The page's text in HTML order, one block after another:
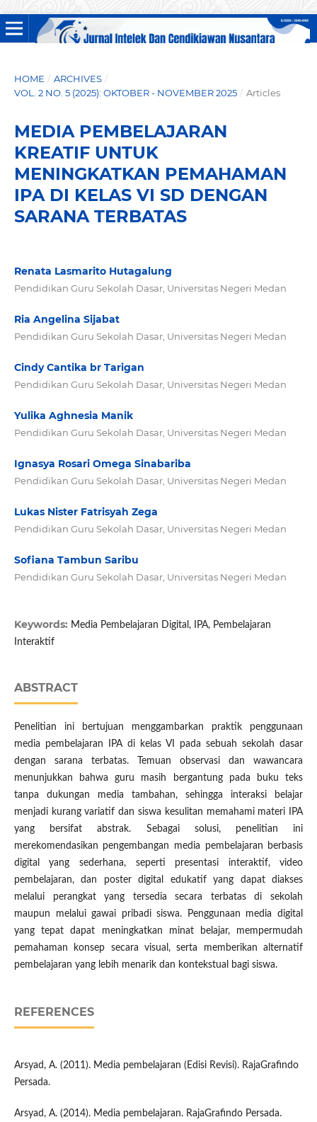
HOME / ARCHIVES /
VOL. 2 NO. 5 (2025): OKTOBER - NOVEMBER 2025 / Articles
MEDIA PEMBELAJARAN
KREATIF UNTUK
MENINGKATKAN PEMAHAMAN
IPA DI KELAS VI SD DENGAN
SARANA TERBATAS
Renata Lasmarito Hutagalung
Pendidikan Guru Sekolah Dasar, Universitas Negeri Medan
Ria Angelina Sijabat
Pendidikan Guru Sekolah Dasar, Universitas Negeri Medan
Cindy Cantika br Tarigan
Pendidikan Guru Sekolah Dasar, Universitas Negeri Medan
Yulika Aghnesia Manik
Pendidikan Guru Sekolah Dasar, Universitas Negeri Medan
Ignasya Rosari Omega Sinabariba
Pendidikan Guru Sekolah Dasar, Universitas Negeri Medan
Lukas Nister Fatrisyah Zega
Pendidikan Guru Sekolah Dasar, Universitas Negeri Medan
Sofiana Tambun Saribu
Pendidikan Guru Sekolah Dasar, Universitas Negeri Medan
Keywords: Media Pembelajaran Digital, IPA, Pembelajaran
Interaktif
ABSTRACT
Penelitian ini bertujuan menggambarkan praktik penggunaan
media pembelajaran IPA di kelas VI pada sebuah sekolah dasar
dengan sarana terbatas. Temuan observasi dan wawancara
menunjukkan bahwa guru masih bergantung pada buku teks
tanpa dukungan media tambahan, sehingga interaksi belajar
menjadi kurang variatif dan siswa kesulitan memahami materi IPA
yang bersifat abstrak. Sebagai solusi, penelitian ini
merekomendasikan pengembangan media pembelajaran berbasis
digital yang sederhana, seperti presentasi interaktif, video
pembelajaran, dan poster digital edukatif yang dapat diakses
melalui perangkat yang tersedia secara terbatas di sekolah
maupun melalui gawai pribadi siswa. Penggunaan media digital
yang tepat dapat meningkatkan minat belajar, mempermudah
pemahaman konsep secara visual, serta memberikan alternatif
pembelajaran yang lebih menarik dan kontekstual bagi siswa.
REFERENCES
Arsyad, A. (2011). Media pembelajaran (Edisi Revisi). RajaGrafindo
Persada.
Arsyad, A. (2014). Media pembelajaran. RajaGrafindo Persada.